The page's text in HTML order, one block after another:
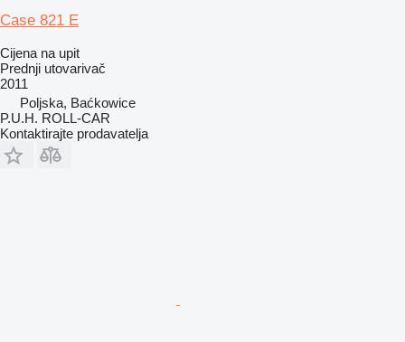
Case 821 E
Cijena na upit
Prednji utovarivač
2011
Poljska, Baćkowice
P.U.H. ROLL-CAR
Kontaktirajte prodavatelja